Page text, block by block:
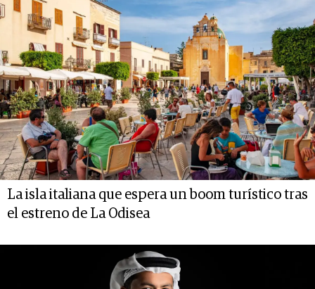
La isla italiana que espera un boom turístico tras
el estreno de La Odisea